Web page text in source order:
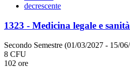
decrescente
1323 - Medicina legale e
Secondo Semestre (01/03/2027 - 15/
8 CFU
102 ore